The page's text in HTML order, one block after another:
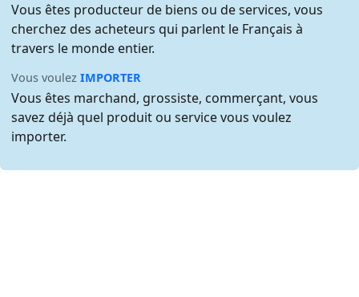
Vous êtes producteur de biens ou de services, vous
cherchez des acheteurs qui parlent le Français à
travers le monde entier.
Vous voulezIMPORTER
Vous êtes marchand, grossiste, commerçant, vous
savez déjà quel produit ou service vous voulez
importer.